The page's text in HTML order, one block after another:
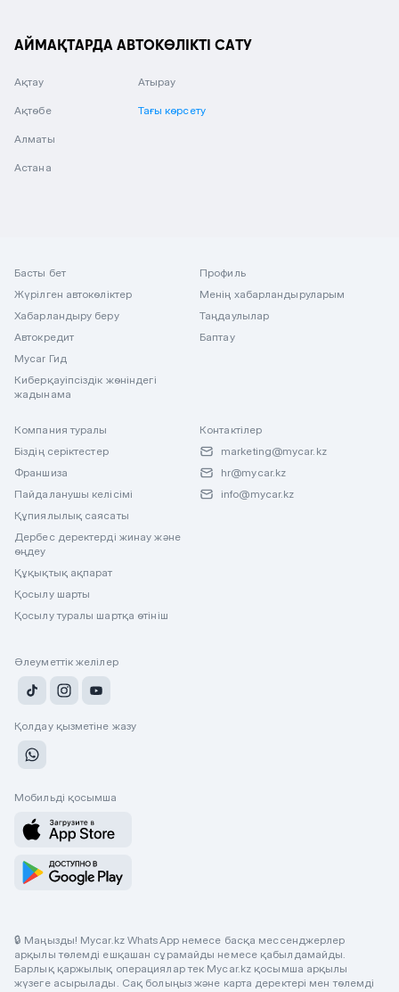
АЙМАҚТАРДА АВТОКӨЛІКТІ САТУ
Ақтау
Ақтөбе
Алматы
Астана
Атырау
Тағы көрсету
Басты бет
Жүрілген автокөліктер
Хабарландыру беру
Автокредит
Mycar Гид
Киберқауіпсіздік жөніндегі
жадынама
Профиль
Менің хабарландыруларым
Таңдаулылар
Баптау
Компания туралы
Біздің серіктестер
Франшиза
Пайдаланушы келісімі
Құпиялылық саясаты
Дербес деректерді жинау және
өңдеу
Құқықтық ақпарат
Қосылу шарты
Қосылу туралы шартқа өтініш
Контактілер
marketing@mycar.kz
hr@mycar.kz
info@mycar.kz
Әлеуметтік желілер
Қолдау қызметіне жазу
Мобильді қосымша
🔒 Маңызды! Mycar.kz WhatsApp немесе басқа мессенджерлер
арқылы төлемді ешқашан сұрамайды немесе қабылдамайды.
Барлық қаржылық операциялар тек Mycar.kz қосымша арқылы
жүзеге асырылады. Сақ болыңыз және карта деректері мен төлемді